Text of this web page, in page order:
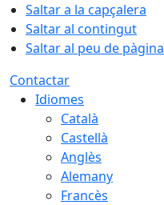
Saltar a la capçalera
Saltar al contingut
Saltar al peu de pàgina
Contactar
Idiomes
Català
Castellà
Anglès
Alemany
Francès